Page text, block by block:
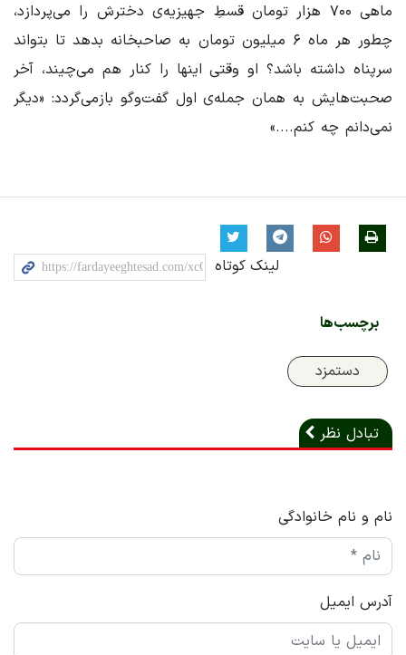
ماهی ۷۰۰ هزار تومان قسطِ جهیزیه‌ی دخترش را می‌پردازد،
چطور هر ماه ۶ میلیون تومان به صاحبخانه بدهد تا بتواند
سرپناه داشته باشد؟ او وقتی اینها را کنار هم می‌چیند، آخر
صحبت‌هایش به همان جمله‌ی اول گفت‌وگو بازمی‌گردد: «دیگر
نمی‌دانم چه کنم....»
لینک کوتاه
برچسب‌ها
دستمزد
تبادل نظر
نام و نام خانوادگی
آدرس ایمیل